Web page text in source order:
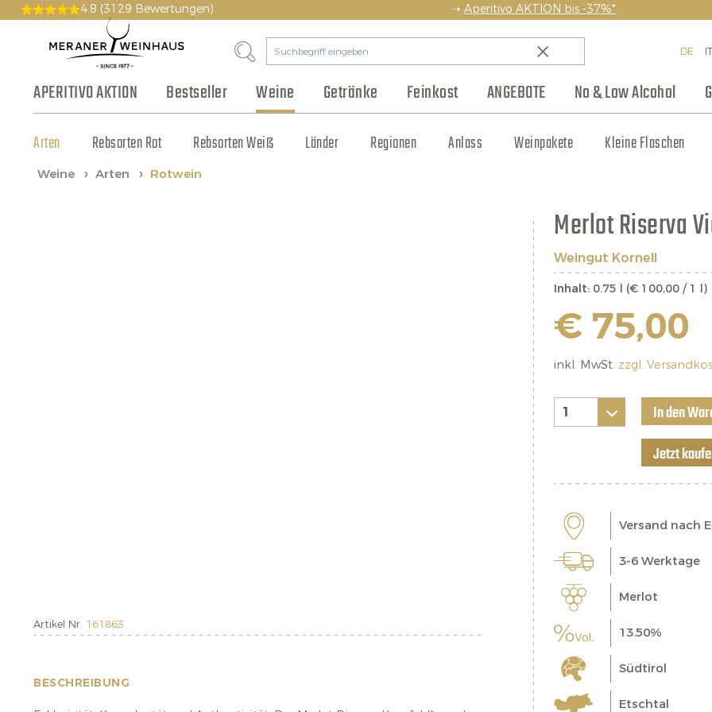
4.8 (3129 Bewertungen) ➝Aperitivo AKTION bis -37%*
DE IT
APERITIVO AKTION Bestseller Weine Getränke Feinkost ANGEBOTE No & Low Alcohol
Arten Rebsorten Rot Rebsorten Weiß Länder Regionen Anlass Weinpakete Kleine Flaschen
Bier & Cidre Fruchtsaft & Sirup Tonic & Cocktailzutaten
Wurst & Aufschnitt Käse Olivenöl & Balsamico Backwaren & Pasta Aufstriche & Chutneys Eingelegtes
Pakete Gutscheine
Geschichte Philosophie Vinothek Großhandel Team Weinhaus Club Blog Hersteller Jobs
Weine Arten Rotwein
Artikel Nr. 161863
BESCHREIBUNG
Merlot Riserva
Weingut Kornell
Inhalt: 0.75 l (€ 100,00 / 1 l)
€ 75,00
inkl. MwSt. zzgl.
In den
Jetzt
Versand nach
3-6 Werktage
Merlot
13.50%
Südtirol
Etschtal